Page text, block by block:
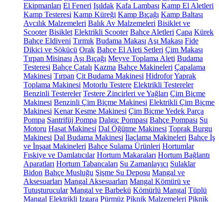
Ekipmanları El Feneri Işıldak Kafa Lambası Kamp El Aletleri
Kamp Testeresi Kamp Küreği Kamp Bıçağı Kamp Baltası
Avcılık Malzemeleri Balık Av Malzemeleri Bisiklet ve
Scooter Bisiklet Elektrikli Scooter Bahçe Aletleri Çapa Kürek
Bahçe Eldiveni Tırmık Budama Makası Aşı Makası Fide
Dikici ve Sökücü Orak Bahçe El Aleti Setleri Çim Makası
Tırpan Misinası Aşı Bıçağı Meyve Toplama Aleti Budama
Testeresi Bahçe Çatalı Kazma Bahçe Makineleri Çapalama
Makinesi Tırpan Çit Budama Makinesi HidroforYaprak
Toplama Makinesi Motorlu Testere Elektrikli Testereler
Benzinli Testereler Testere Zincirleri ve Yağları Çim Biçme
Makinesi Benzinli Çim Biçme Makinesi Elektrikli Çim Biçme
Makinesi Kenar Kesme Makinesi Çim Biçme Yedek Parça
Pompa Santrifüj Pompa Dalgıç Pompası Bahçe Pompası Su
Motoru Hasat Makinesi Dal Öğütme Makinesi Toprak Burgu
Makinesi Dal Budama Makinesi İlaçlama Makineleri Bahçe İş
ve İnşaat Makineleri Bahçe Sulama Ürünleri Hortumlar
Fıskiye ve Damlatıcılar Hortum Makaraları Hortum Bağlantı
Aparatları Hortum Tabancaları Su Zamanlayıcı Sulaklar
Bidon Bahçe Musluğu Şişme Su Deposu Mangal ve
Aksesuarları Mangal Aksesuarları Mangal Kömürü ve
Tutuşturucular Mangal ve Barbekü Kömürlü Mangal Tüplü
Mangal Elektrikli Izgara Pürmüz Piknik Malzemeleri Piknik